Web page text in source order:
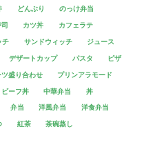
どんぶり
のっけ弁当
カツ丼
カフェラテ
チ サンドウィッチ
ジュース
デザートカップ パスタ
ピザ
ツ盛り合わせ
プリンアラモード
ビーフ丼 中華弁当
丼
弁当 洋風弁当
洋食弁当
紅茶 茶碗蒸し